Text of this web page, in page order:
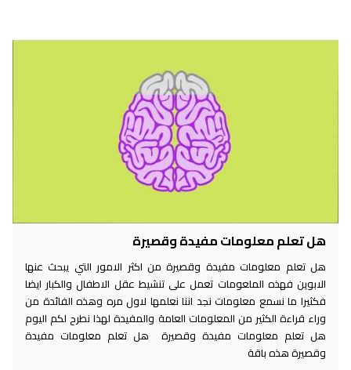
هل تعلم معلومات مفيدة وقصيرة
هل تعلم معلومات مفيدة وقصيرة من اكثر الامور التي يبحث عنها
الابوين فهذه الملعومات تعمل على تنشيط عقل الاطفال والكبار ايضا
فكثيرا ما نسمع معلومات نجد اننا نعلمها لاول مره وهذه الفائدة من
وراء قراءة الكثير من المعلومات العامة والمفيدة لهذا نطرح لكم اليوم
هل تعلم معلومات مفيدة وقصيرة هل تعلم معلومات مفيدة
وقصيرة هذه باقة